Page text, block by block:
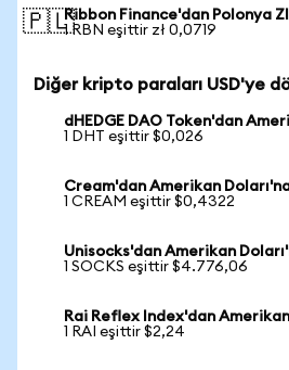
🇵🇱Ribbon Finance'dan Polonya
1 RBN eşittir zł 0,0719
Diğer kripto paraları USD'ye
dHEDGE DAO Token'dan
1 DHT eşittir $0,026
Cream'dan Amerikan
1 CREAM eşittir $0,4322
Unisocks'dan Amerikan
1 SOCKS eşittir $4.776,06
Rai Reflex Index'dan
1 RAI eşittir $2,24